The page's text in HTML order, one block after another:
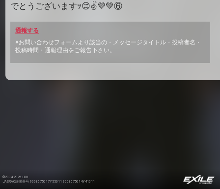
でとうございますｯ😊✌💜💚⑥
通報する
※お問い合わせフォームより該当の・メッセージタイトル・投稿者名・
投稿時間・通報理由をご報告下さい。
©2004-2026 LDH
JASRAC許諾番号 9008675017Y55011 9008675014Y41011